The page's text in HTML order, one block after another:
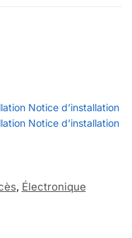
Notice d’installation
Notice d’installation
, Électronique